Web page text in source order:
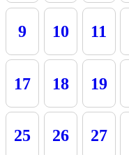
9 10 11
17 18 19
25 26 27